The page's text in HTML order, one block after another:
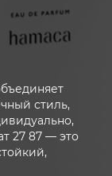
стиль,
27 87 — это